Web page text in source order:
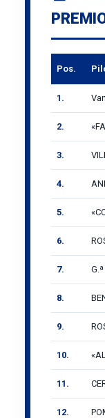
Pos.
1.
2.
3.
4.
5.
6.
7.
8.
9.
10.
11.
12.